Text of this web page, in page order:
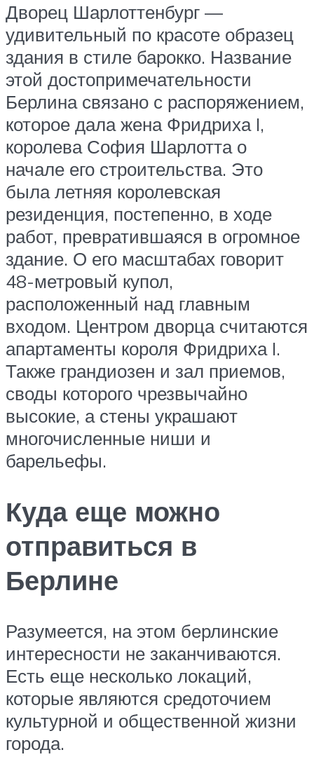
Дворец Шарлоттенбург —
удивительный по красоте образец
здания в стиле барокко. Название
этой достопримечательности
Берлина связано с распоряжением,
которое дала жена Фридриха I,
королева София Шарлотта о
начале его строительства. Это
была летняя королевская
резиденция, постепенно, в ходе
работ, превратившаяся в огромное
здание. О его масштабах говорит
48-метровый купол,
расположенный над главным
входом. Центром дворца считаются
апартаменты короля Фридриха I.
Также грандиозен и зал приемов,
своды которого чрезвычайно
высокие, а стены украшают
многочисленные ниши и
барельефы.
Куда еще можно
отправиться в
Берлине
Разумеется, на этом берлинские
интересности не заканчиваются.
Есть еще несколько локаций,
которые являются средоточием
культурной и общественной жизни
города.